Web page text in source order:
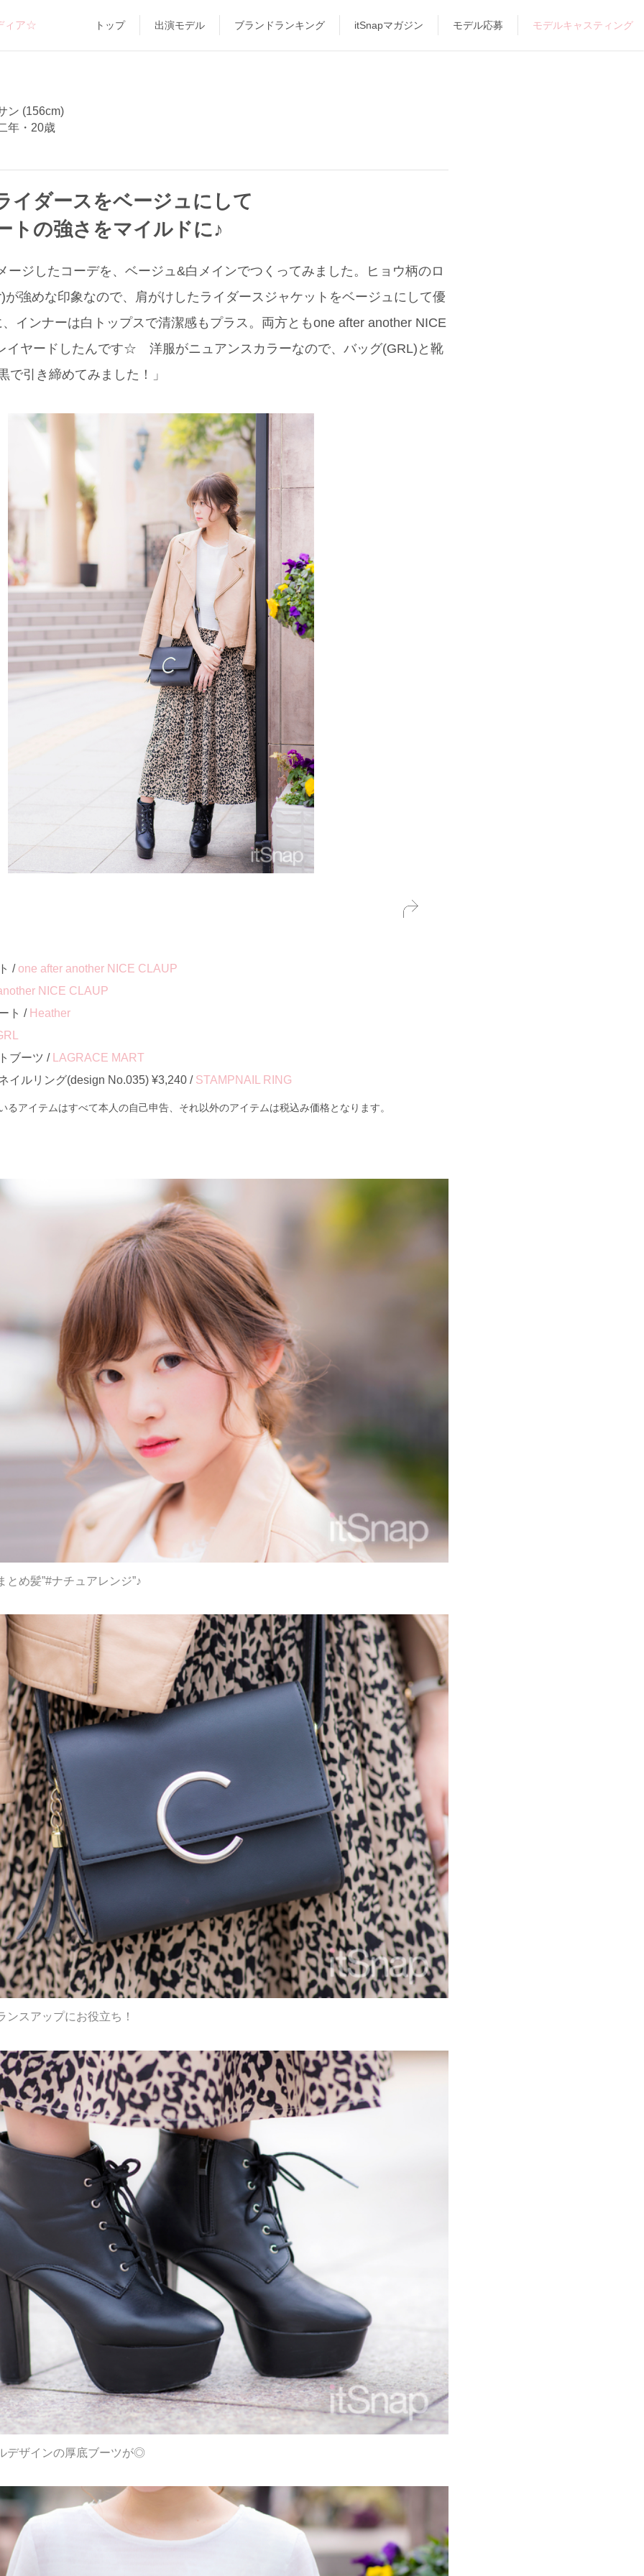
ィア☆ トップ 出演モデル ブランドランキング itSnapマガジン モデル応募 モデルキャスティング
ン (156cm)
年・20歳
イダースをベージュにして
トの強さをマイルドに♪
ージしたコーデを、ベージュ&白メインでつくってみました。ヒョウ柄のロ
が強めな印象なので、肩がけしたライダースジャケットをベージュにして優
インナーは白トップスで清潔感もプラス。両方ともone after another NICE
イヤードしたんです☆ 洋服がニュアンスカラーなので、バッグ(GRL)と靴
で引き締めてみました！」
/one after another NICE CLAUP
NICE CLAUP
ト / Heather
ブーツ /
LAGRACE MART
イルリング(design No.035) ¥3,240 / STAMPNAIL RING
るアイテムはすべて本人の自己申告、それ以外のアイテムは税込み価格となります。
め髪”#ナチュアレンジ”♪
スアップにお役立ち！
デザインの厚底ブーツが◎